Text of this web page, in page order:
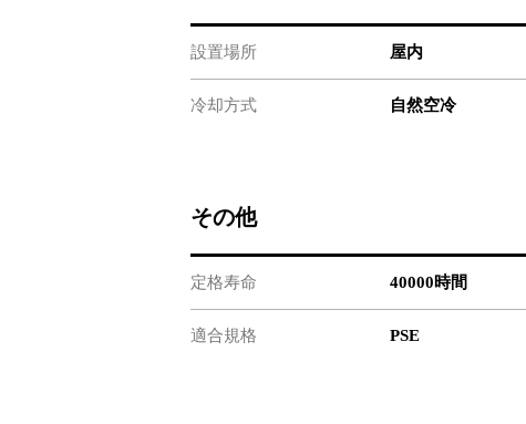
設置場所 屋内
冷却方式 自然空冷
その他
定格寿命 40000時間
適合規格 PSE